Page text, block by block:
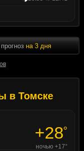
прогноз на 3 дня
в Томске
+28°
ночью +17°